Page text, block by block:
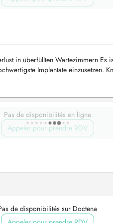
in überfüllten Wartezimmern Es
Implantate einzusetzen.
Pas de disponibilités en ligne
Appeler pour prendre RDV
de disponibilités sur Doctena